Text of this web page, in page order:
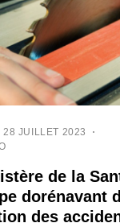
28 JUILLET 2023
de la
dorénavant
des